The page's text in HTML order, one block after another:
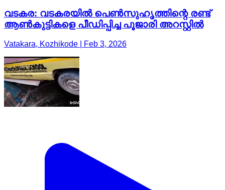
വടകര: വടകരയിൽ പെൺസുഹൃത്തിന്റെ രണ്ട്
ആൺകുട്ടികളെ പീഡിപ്പിച്ച പൂജാരി അറസ്റ്റിൽ
Vatakara, Kozhikode | Feb 3, 2026